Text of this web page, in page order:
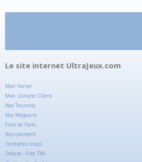
Le site internet UltraJeux.com
Mon Panier
Mon Compte Client
Nos Tournois
Nos Magasins
Frais de Ports
Recrutement
Contactez-nous
Détaxe - Free TAX